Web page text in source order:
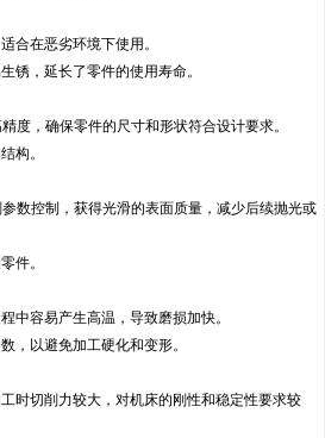
合在恶劣环境下使用。
锈，延长了零件的使用寿命。
度，确保零件的尺寸和形状符合设计要求。
构。
数控制，获得光滑的表面质量，减少后续抛光或
件。
中容易产生高温，导致磨损加快。
，以避免加工硬化和变形。
时切削力较大，对机床的刚性和稳定性要求较